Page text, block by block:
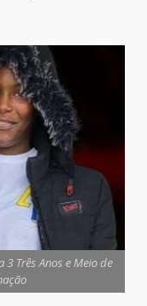
3 Três Anos e Meio de